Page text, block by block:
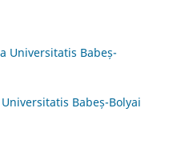
Universitatis Babeș-
Babeș-Bolyai